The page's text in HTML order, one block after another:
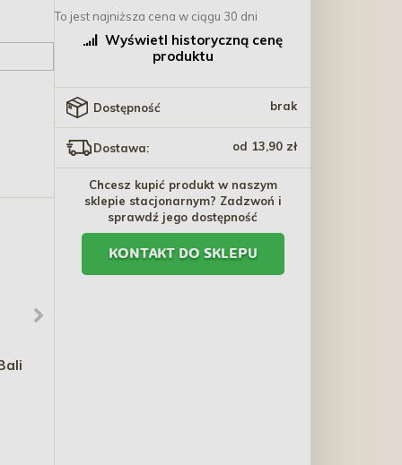
To jest najniższa cena w ciągu 30 dni
Wyświetl historyczną cenę
produktu
Dostępność brak
Dostawa: od 13,90 zł
Chcesz kupić produkt w naszym
sklepie stacjonarnym? Zadzwoń i
sprawdź jego dostępność
KONTAKT DO SKLEPU